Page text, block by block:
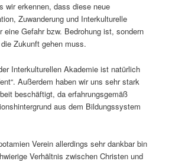
wir erkennen, dass diese neue
Zuwanderung und Interkulturelle
eine Gefahr bzw. Bedrohung ist, sondern
Zukunft gehen muss.
Interkulturellen Akademie ist natürlich
Außerdem haben wir uns sehr stark
beschäftigt, da erfahrungsgemäß
aus dem Bildungssystem
Verein allerdings sehr dankbar bin
Verhältnis zwischen Christen und